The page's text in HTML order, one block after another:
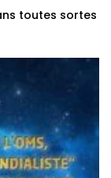
toutes sortes